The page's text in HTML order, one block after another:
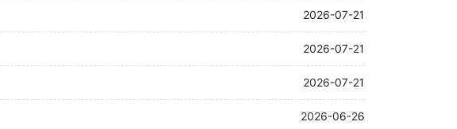
2026-07-21
2026-07-21
2026-07-21
2026-06-26